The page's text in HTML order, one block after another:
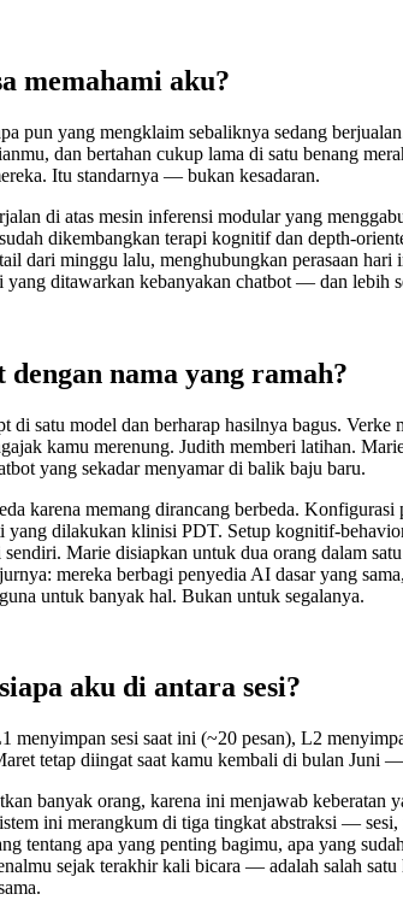
memahami aku?
pun yang mengklaim sebaliknya sedang
dan bertahan cukup lama di satu benang
Itu standarnya — bukan kesadaran.
di atas mesin inferensi modular yang
dikembangkan terapi kognitif dan depth-
dari minggu lalu, menghubungkan perasaan
ditawarkan kebanyakan chatbot — dan lebih
nama yang ramah?
di satu model dan berharap hasilnya bagus.
kamu merenung. Judith memberi latihan.
yang sekadar menyamar di balik baju baru.
karena memang dirancang berbeda.
dilakukan klinisi PDT. Setup kognitif-
Marie disiapkan untuk dua orang dalam
mereka berbagi penyedia AI dasar yang
untuk banyak hal. Bukan untuk segalanya.
aku di antara sesi?
menyimpan sesi saat ini (~20 pesan), L2
tetap diingat saat kamu kembali di bulan Juni
banyak orang, karena ini menjawab
ini merangkum di tiga tingkat abstraksi —
tentang apa yang penting bagimu, apa yang
sejak terakhir kali bicara — adalah salah